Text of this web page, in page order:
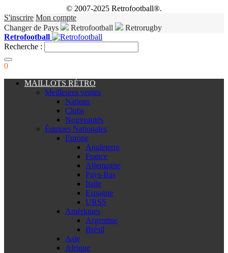
© 2007-2025 Retrofootball®.
S'inscrire Mon compte
Changer de Pays
Retrofootball
Retrorugby
Retrofootball
Recherche :
0
MAILLOTS RÉTRO
Meilleures ventes
Nations
Clubs
Nouveautés
Équipes Nationales
Europe
Angleterre
France
Allemagne
Pays-Bas
Italie
Espagne
URSS
Amériques
Argentine
Brésil
Asie
Afrique